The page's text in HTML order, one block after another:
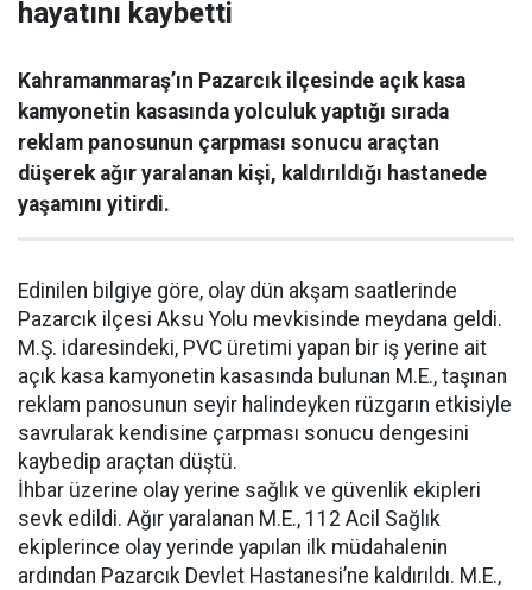
hayatını kaybetti
Kahramanmaraş’ın Pazarcık ilçesinde açık kasa
kamyonetin kasasında yolculuk yaptığı sırada
reklam panosunun çarpması sonucu araçtan
düşerek ağır yaralanan kişi, kaldırıldığı hastanede
yaşamını yitirdi.
Edinilen bilgiye göre, olay dün akşam saatlerinde
Pazarcık ilçesi Aksu Yolu mevkisinde meydana geldi.
M.Ş. idaresindeki, PVC üretimi yapan bir iş yerine ait
açık kasa kamyonetin kasasında bulunan M.E., taşınan
reklam panosunun seyir halindeyken rüzgarın etkisiyle
savrularak kendisine çarpması sonucu dengesini
kaybedip araçtan düştü.
İhbar üzerine olay yerine sağlık ve güvenlik ekipleri
sevk edildi. Ağır yaralanan M.E., 112 Acil Sağlık
ekiplerince olay yerinde yapılan ilk müdahalenin
ardından Pazarcık Devlet Hastanesi’ne kaldırıldı. M.E.,